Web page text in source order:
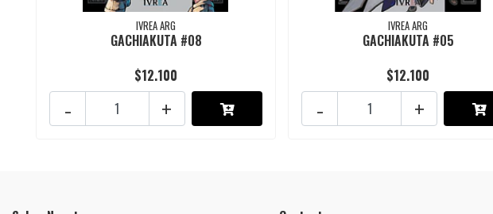
IVREA ARG
GACHIAKUTA #08
$12.100
+
-
IVREA ARG
GACHIAKUTA #05
$12.100
+
-